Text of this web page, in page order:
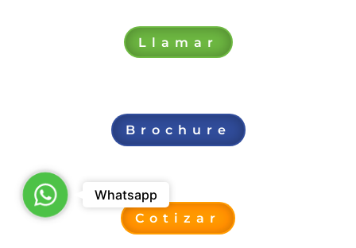
Llamar
Brochure
Cotizar
WhatsApp Whatsapp